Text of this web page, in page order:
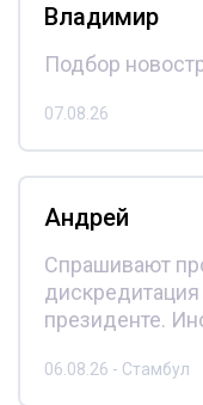
Владимир
Подбор
07.08.26
Андрей
Спрашивают
президенте.
06.08.26 - Стамбул